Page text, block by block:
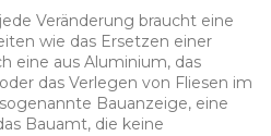
Veränderung braucht eine
wie das Ersetzen einer
eine aus Aluminium, das
das Verlegen von Fliesen im
Bauanzeige, eine
Bauamt, die keine